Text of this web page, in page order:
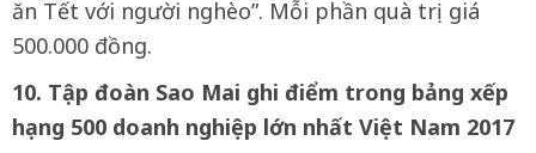
ăn Tết với người nghèo”. Mỗi phần quà trị giá
500.000 đồng.
10. Tập đoàn Sao Mai ghi điểm trong bảng xếp
hạng 500 doanh nghiệp lớn nhất Việt Nam 2017